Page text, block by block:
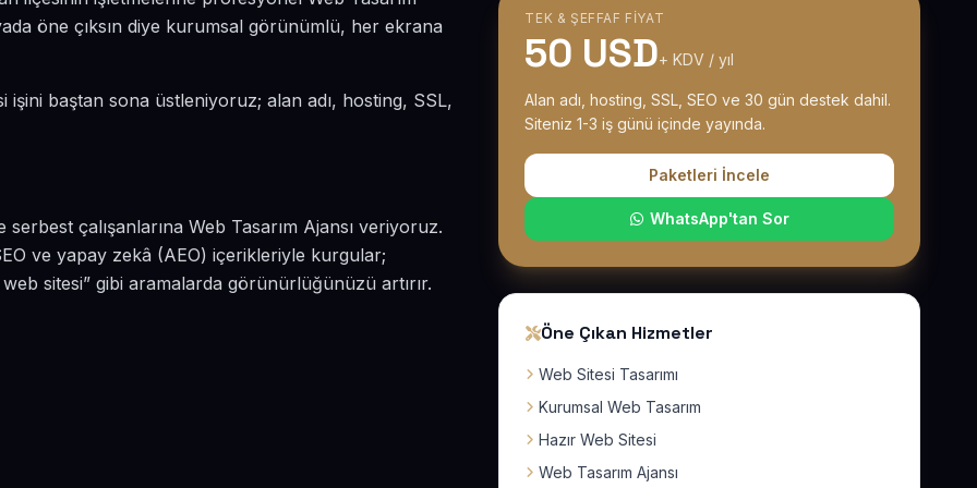
öne çıksın diye kurumsal görünümlü, her ekrana
baştan sona üstleniyoruz; alan adı, hosting, SSL,
çalışanlarına Web Tasarım Ajansı veriyoruz.
ve yapay zekâ (AEO) içerikleriyle kurgular;
sitesi” gibi aramalarda görünürlüğünüzü artırır.
TEK & ŞEFFAF FIYAT
50 USD+ KDV / yıl
Alan adı, hosting, SSL, SEO ve 30 gün destek dahil.
Siteniz 1-3 iş günü içinde yayında.
Paketleri İncele
WhatsApp'tan Sor
Öne Çıkan Hizmetler
Web Sitesi Tasarımı
Kurumsal Web Tasarım
Hazır Web Sitesi
Web Tasarım Ajansı